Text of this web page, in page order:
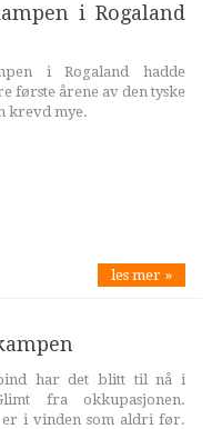
i Rogaland
i Rogaland hadde
første årene av den tyske
krevd mye.
les mer »
har det blitt til nå i
fra okkupasjonen.
er i vinden som aldri før.